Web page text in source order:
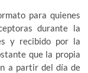
para quienes
durante la
y recibido por la
que la propia
a partir del día de